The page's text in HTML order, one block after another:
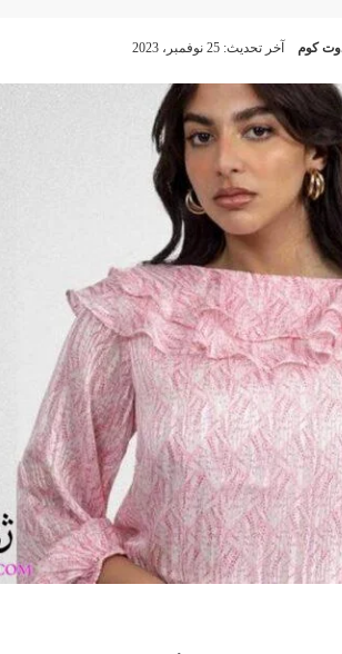
كوم آخر تحديث: 25 نوفمبر، 2023